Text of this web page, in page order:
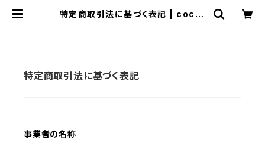
特定商取引法に基づく表記 | cocor
特定商取引法に基づく表記
事業者の名称